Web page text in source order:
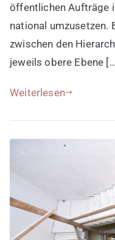
öffentlichen Aufträge
national umzusetzen.
zwischen den
jeweils obere Ebene
Weiterlesen